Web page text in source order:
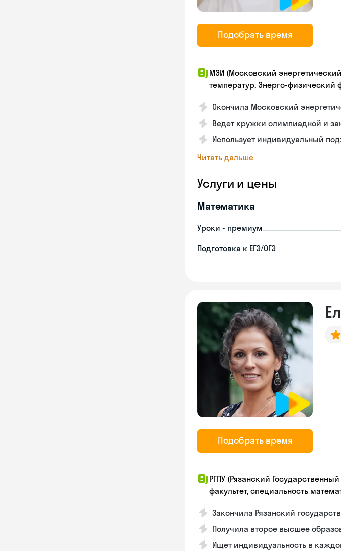
Подобрать время
МЭИ (Московский
температур, Энерго-физический
Окончила Московский
Ведет кружки олимпиадной и
Использует индивидуальный
Читать дальше
Услуги и цены
Математика
Уроки - премиум
Подготовка к ЕГЭ/ОГЭ
Подобрать время
РГПУ (Рязанский
факультет, специальность
Закончилa Рязанский
Получила второе высшее
Ищет индивидуальность в